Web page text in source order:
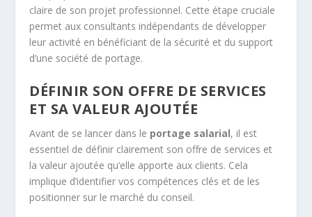
claire de son projet professionnel. Cette étape cruciale
permet aux consultants indépendants de développer
leur activité en bénéficiant de la sécurité et du support
d’une société de portage.
DÉFINIR SON OFFRE DE SERVICES
ET SA VALEUR AJOUTÉE
Avant de se lancer dans le portage salarial, il est
essentiel de définir clairement son offre de services et
la valeur ajoutée qu’elle apporte aux clients. Cela
implique d’identifier vos compétences clés et de les
positionner sur le marché du conseil.